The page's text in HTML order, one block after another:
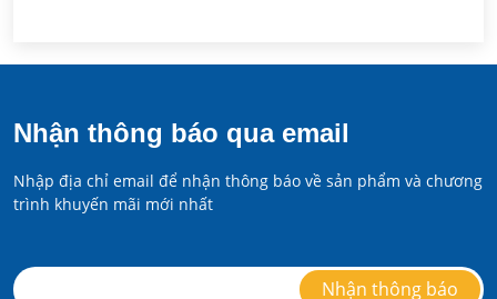
Nhận thông báo qua email
Nhập địa chỉ email để nhận thông báo về sản phẩm và chương
trình khuyến mãi mới nhất